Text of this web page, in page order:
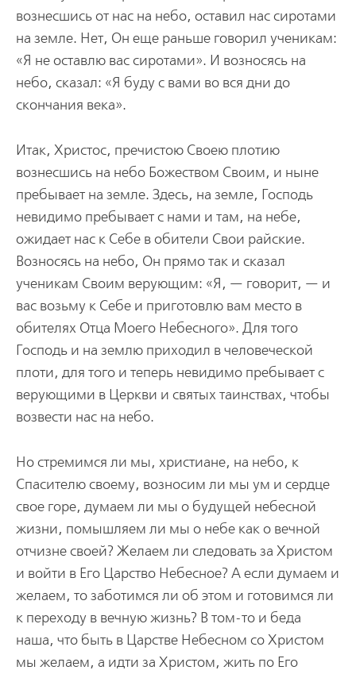
вознесшись от нас на небо, оставил нас сиротами
на земле. Нет, Он еще раньше говорил ученикам:
«Я не оставлю вас сиротами». И возносясь на
небо, сказал: «Я буду с вами во вся дни до
скончания века».
Итак, Христос, пречистою Своею плотию
вознесшись на небо Божеством Своим, и ныне
пребывает на земле. Здесь, на земле, Господь
невидимо пребывает с нами и там, на небе,
ожидает нас к Себе в обители Свои райские.
Возносясь на небо, Он прямо так и сказал
ученикам Своим верующим: «Я, — говорит, — и
вас возьму к Себе и приготовлю вам место в
обителях Отца Моего Небесного». Для того
Господь и на землю приходил в человеческой
плоти, для того и теперь невидимо пребывает с
верующими в Церкви и святых таинствах, чтобы
возвести нас на небо.
Но стремимся ли мы, христиане, на небо, к
Спасителю своему, возносим ли мы ум и сердце
свое горе, думаем ли мы о будущей небесной
жизни, помышляем ли мы о небе как о вечной
отчизне своей? Желаем ли следовать за Христом
и войти в Его Царство Небесное? А если думаем и
желаем, то заботимся ли об этом и готовимся ли
к переходу в вечную жизнь? В том-то и беда
наша, что быть в Царстве Небесном со Христом
мы желаем, а идти за Христом, жить по Его